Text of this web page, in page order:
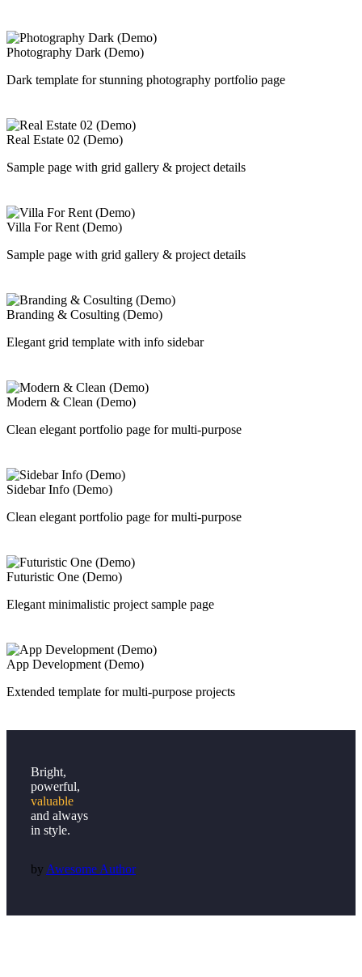
Photography Dark (Demo)
Dark template for stunning photography portfolio page
Real Estate 02 (Demo)
Sample page with grid gallery & project details
Villa For Rent (Demo)
Sample page with grid gallery & project details
Branding & Cosulting (Demo)
Elegant grid template with info sidebar
Modern & Clean (Demo)
Clean elegant portfolio page for multi-purpose
Sidebar Info (Demo)
Clean elegant portfolio page for multi-purpose
Futuristic One (Demo)
Elegant minimalistic project sample page
App Development (Demo)
Extended template for multi-purpose projects
Bright,
powerful,
valuable
and always
in style.
by Awesome Author